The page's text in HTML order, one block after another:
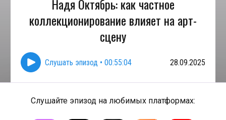
Надя Октябрь: как частное
коллекционирование влияет на арт-
сцену
Слушать эпизод • 00:55:04 28.09.2025
Слушайте эпизод на любимых платформах: